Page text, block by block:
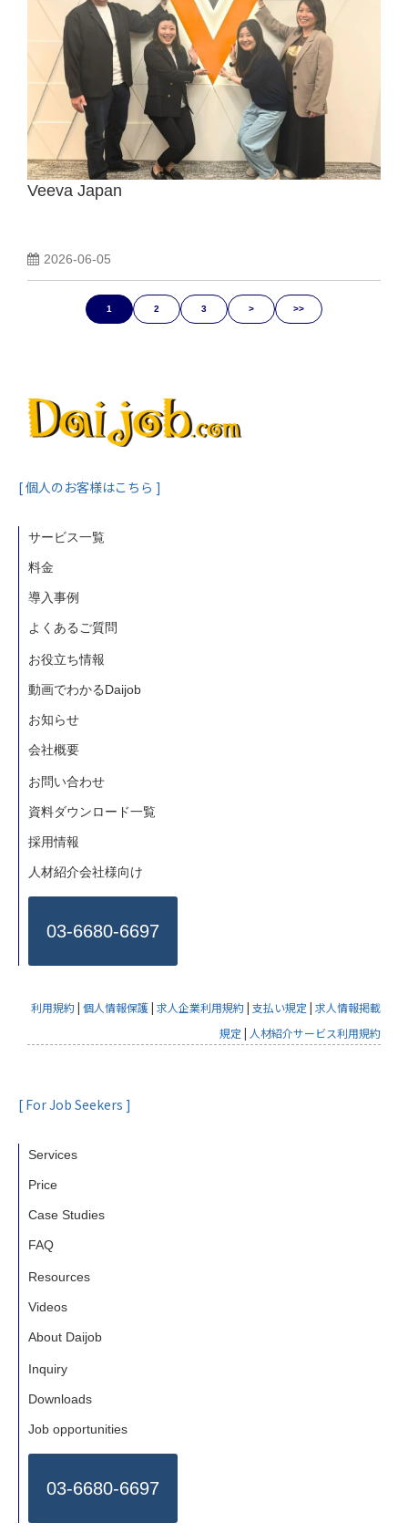
Veeva Japan
2026-06-05
1 2 3 > >>
[ 個人のお客様はこちら ]
サービス一覧
料金
導入事例
よくあるご質問
お役立ち情報
動画でわかるDaijob
お知らせ
会社概要
お問い合わせ
資料ダウンロード一覧
採用情報
人材紹介会社様向け
03-6680-6697
利用規約| 個人情報保護| 求人企業利用規約| 支払い規定 | 求人情報掲載
規定 | 人材紹介サービス利用規約
[ For Job Seekers ]
Services
Price
Case Studies
FAQ
Resources
Videos
About Daijob
Inquiry
Downloads
Job opportunities
03-6680-6697